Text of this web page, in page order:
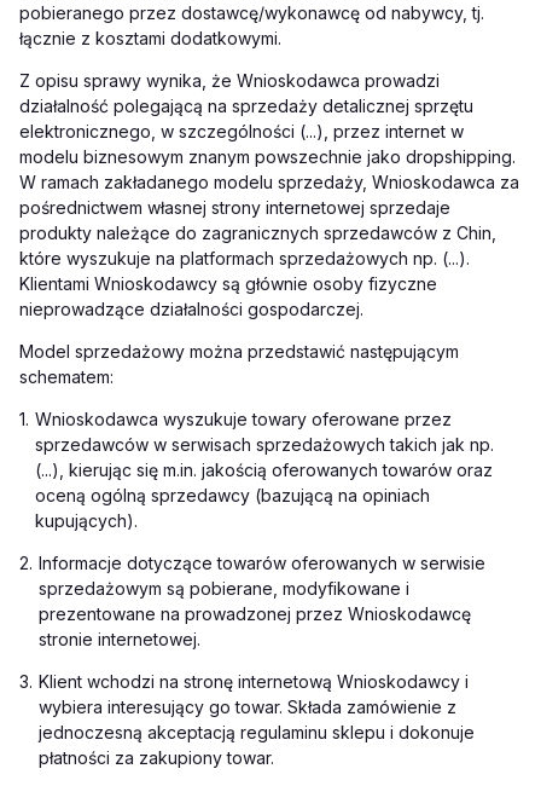
pobieranego przez dostawcę/wykonawcę od nabywcy, tj.
łącznie z kosztami dodatkowymi.
Z opisu sprawy wynika, że Wnioskodawca prowadzi
działalność polegającą na sprzedaży detalicznej sprzętu
elektronicznego, w szczególności (...), przez internet w
modelu biznesowym znanym powszechnie jako dropshipping.
W ramach zakładanego modelu sprzedaży, Wnioskodawca za
pośrednictwem własnej strony internetowej sprzedaje
produkty należące do zagranicznych sprzedawców z Chin,
które wyszukuje na platformach sprzedażowych np. (...).
Klientami Wnioskodawcy są głównie osoby fizyczne
nieprowadzące działalności gospodarczej.
Model sprzedażowy można przedstawić następującym
schematem:
1. Wnioskodawca wyszukuje towary oferowane przez
sprzedawców w serwisach sprzedażowych takich jak np.
(...), kierując się m.in. jakością oferowanych towarów oraz
oceną ogólną sprzedawcy (bazującą na opiniach
kupujących).
2. Informacje dotyczące towarów oferowanych w serwisie
sprzedażowym są pobierane, modyfikowane i
prezentowane na prowadzonej przez Wnioskodawcę
stronie internetowej.
3. Klient wchodzi na stronę internetową Wnioskodawcy i
wybiera interesujący go towar. Składa zamówienie z
jednoczesną akceptacją regulaminu sklepu i dokonuje
płatności za zakupiony towar.